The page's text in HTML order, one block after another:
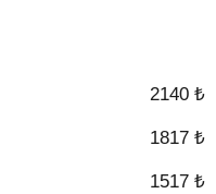
2140 ₺
1817 ₺
1517 ₺